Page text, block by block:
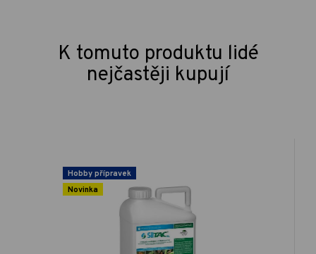
K tomuto produktu lidé
nejčastěji kupují
Hobby přípravek
Novinka